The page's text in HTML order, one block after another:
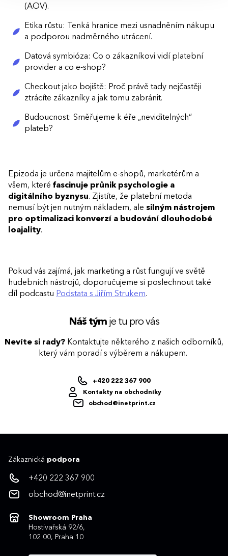
(AOV).
Etika růstu: Tenká hranice mezi usnadněním nákupu
a podporou nadměrného utrácení.
Datová symbióza: Co o zákazníkovi vidí platební
provider a co e-shop?
Checkout jako bojiště: Proč právě tady nejčastěji
ztrácíte zákazníky a jak tomu zabránit.
Budoucnost: Směřujeme k éře „neviditelných“
plateb?
Epizoda je určena majitelům e-shopů, marketérům a
všem, které fascinuje průnik psychologie a
digitálního byznysu. Zjistíte, že platební metoda
nemusí být jen nutným nákladem, ale silným nástrojem
pro optimalizaci konverzí a budování dlouhodobé
loajality.
Pokud vás zajímá, jak marketing a růst fungují ve světě
hudebních nástrojů, doporučujeme si poslechnout také
díl podcastu Podstata s Jiřím Strukem.
Náš týmje tu pro vás
Nevíte si rady? Kontaktujte některého z našich odborníků,
který vám poradí s výběrem a nákupem.
+420 222 367 900
Kontakty na obchodníky
obchod@inetprint.cz
Zákaznická podpora
+420 222 367 900
obchod@inetprint.cz
Showroom Praha
Hostivařská 92/6,
102 00, Praha 10